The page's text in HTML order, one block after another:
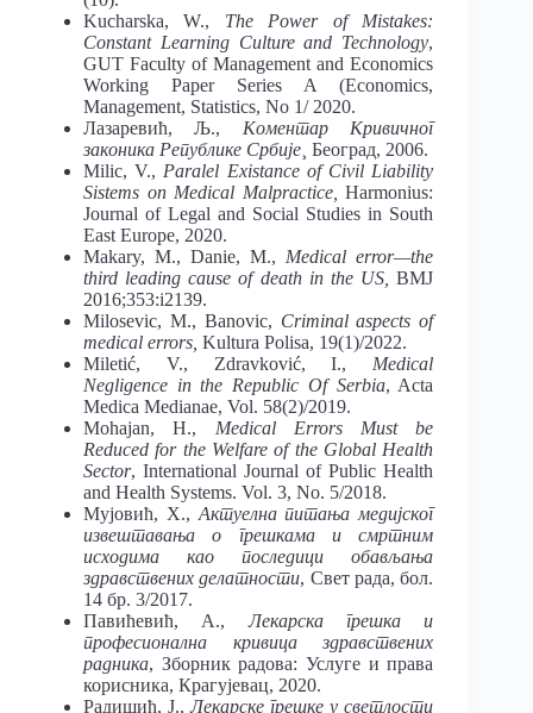
Kucharska, W., The Power of Mistakes:
Constant Learning Culture and Technology,
GUT Faculty of Management and Economics
Working Paper Series A (Economics,
Management, Statistics, No 1/ 2020.
Лазаревић, Љ., Коментар Кривичног
законика Републике Србије ¸ Београд, 2006.
Milic, V., Paralel Existance of Civil Liability
Sistems on Medical Malpractice, Harmonius:
Journal of Legal and Social Studies in South
East Europe, 2020.
Makary, М., Danie, М., Medical error—the
third leading cause of death in the US, BMJ
2016;353:i2139.
Milosevic, M., Banovic, Criminal aspects of
medical errors, Kultura Polisa, 19(1)/2022.
Miletić, V., Zdravković, I., Medical
Negligence in the Republic Of Serbia, Acta
Medica Medianae, Vol. 58(2)/2019.
Mohajan, H., Medical Errors Must be
Reduced for the Welfare of the Global Health
Sector, International Journal of Public Health
and Health Systems. Vol. 3, No. 5/2018.
Мујовић, Х., Актуелна питања медијског
извештавања о грешкама и смртним
исходима као последици обављања
здравствених делатности, Свет рада, бол.
14 бр. 3/2017.
Павићевић, А.,Лекарска грешка и
професионална кривица здравствених
радника, Зборник радова: Услуге и права
корисника, Крагујевац, 2020.
Радишић, Ј.,Лекарске грешке у светлости